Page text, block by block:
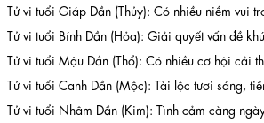
Tử vi tuổi Giáp Dần (Thủy): Có nhiều niềm vui
Tử vi tuổi Bính Dần (Hỏa): Giải quyết vấn đề
Tử vi tuổi Mậu Dần (Thổ): Có nhiều cơ hội cải
Tử vi tuổi Canh Dần (Mộc): Tài lộc tươi sáng,
Tử vi tuổi Nhâm Dần (Kim): Tình cảm càng